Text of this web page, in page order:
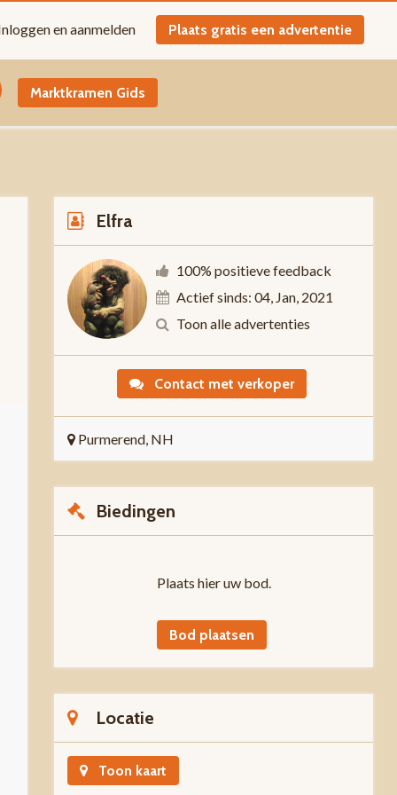
en aanmelden Plaats gratis een advertentie
Marktkramen Gids
Elfra
100% positieve feedback
Actief sinds: 04, Jan, 2021
Toon alle advertenties
Contact met verkoper
Purmerend, NH
Biedingen
Plaats hier uw bod.
Bod plaatsen
Locatie
Toon kaart